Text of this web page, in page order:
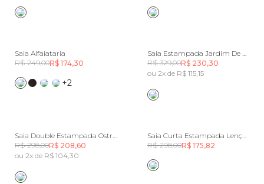
Saia Alfaiataria
R$ 249,00R$ 174,30
+2
Saia Estampada Jardim De Azaléias
R$ 329,00R$ 230,30
ou 2x de R$ 115,15
Saia Double Estampada Ostra Fresca
R$ 298,00R$ 208,60
ou 2x de R$ 104,30
Saia Curta Estampada Lenço Alina
R$ 298,00R$ 175,82